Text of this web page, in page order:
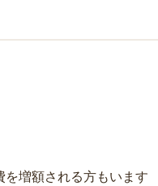
増額される方もいます